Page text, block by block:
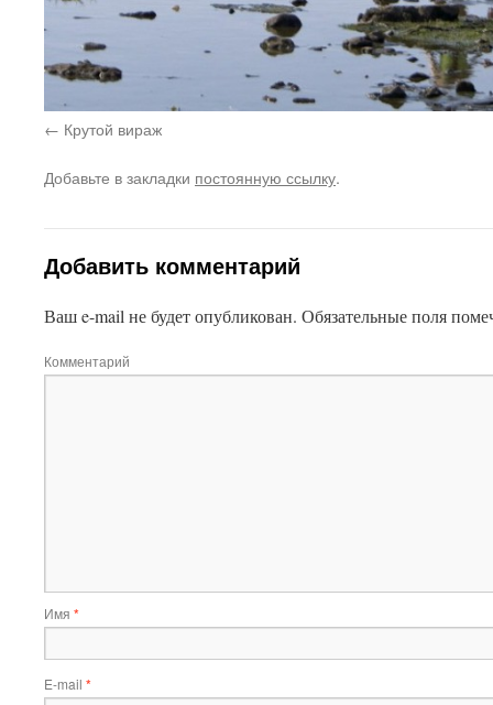
Крутой вираж
Добавьте в закладки постоянную ссылку.
Добавить комментарий
Ваш e-mail не будет опубликован. Обязательные поля
Комментарий
Имя *
E-mail *